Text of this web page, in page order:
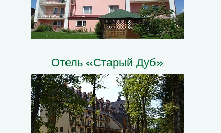
Отель «Старый Дуб»